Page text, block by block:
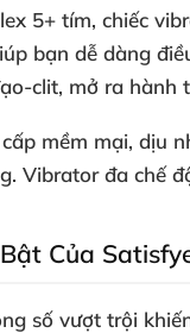
5+ tím, chiếc
bạn dễ dàng
clit, mở ra hành
mềm mại, dịu
Vibrator đa chế
Của
số vượt trội